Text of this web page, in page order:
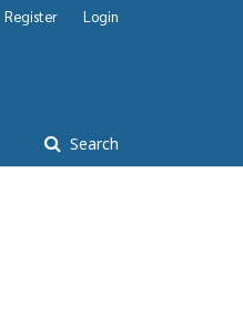
Search
Register Login